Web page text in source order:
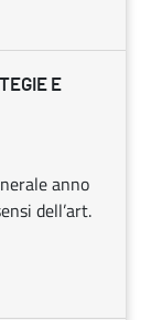
E
anno
dell’art.